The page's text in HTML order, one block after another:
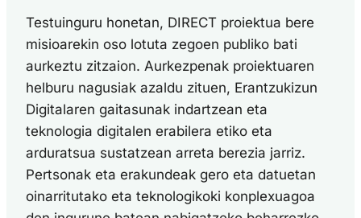
Testuinguru honetan, DIRECT proiektua bere
misioarekin oso lotuta zegoen publiko bati
aurkeztu zitzaion. Aurkezpenak proiektuaren
helburu nagusiak azaldu zituen, Erantzukizun
Digitalaren gaitasunak indartzean eta
teknologia digitalen erabilera etiko eta
arduratsua sustatzean arreta berezia jarriz.
Pertsonak eta erakundeak gero eta datuetan
oinarritutako eta teknologikoki konplexuagoa